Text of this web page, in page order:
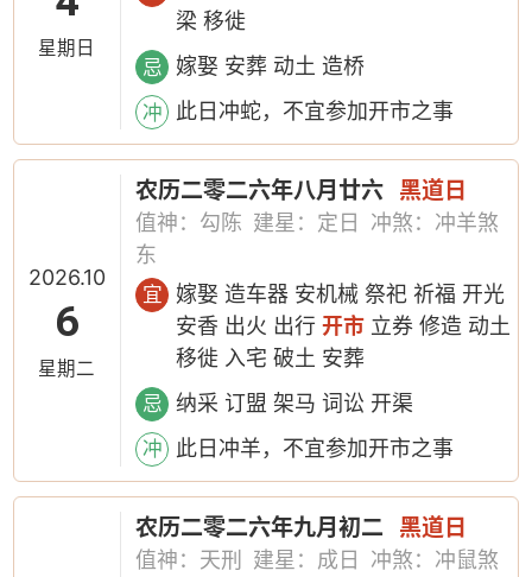
星期日
梁 移徙
忌 嫁娶 安葬 动土 造桥
冲 此日冲蛇，不宜参加开市之事
2026.10
6
星期二
农历二零二六年八月廿六 黑道日
值神：勾陈 建星：定日
冲煞：冲羊煞
东
宜
嫁娶 造车器 安机械 祭祀 祈福 开光
安香 出火 出行开市 立券 修造 动土
移徙 入宅 破土 安葬
忌 纳采 订盟 架马 词讼 开渠
冲 此日冲羊，不宜参加开市之事
农历二零二六年九月初二 黑道日
值神：天刑 建星：成日
冲煞：冲鼠煞